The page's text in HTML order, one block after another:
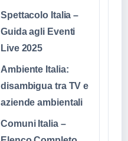
Spettacolo Italia –
Guida agli Eventi
Live 2025
Ambiente Italia:
disambigua tra TV e
aziende ambientali
Comuni Italia –